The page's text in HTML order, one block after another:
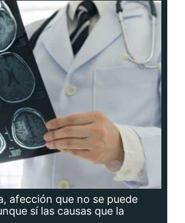
afección que no se puede
sí las causas que la